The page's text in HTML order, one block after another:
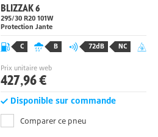
BLIZZAK 6
295/30 R20101W
C B 72dB NC
Prix unitaire web
427,96 €
Disponible sur commande